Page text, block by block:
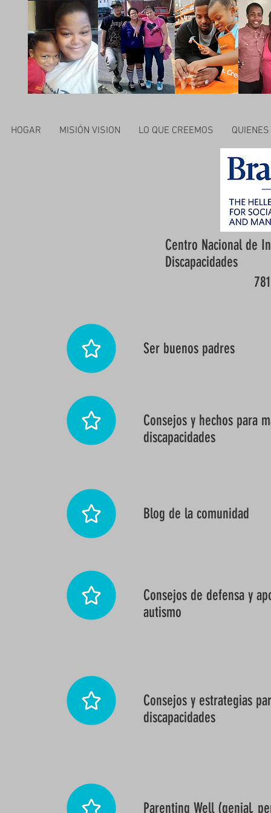
HOGAR MISIÓN VISION LO QUE CREEMOS
Centro Nacional de
Discapacidades
Ser buenos padres
Consejos y hechos para
discapacidades
Blog de la comunidad
Consejos de defensa y
autismo
Consejos y estrategias
discapacidades
Parenting Well (genial,